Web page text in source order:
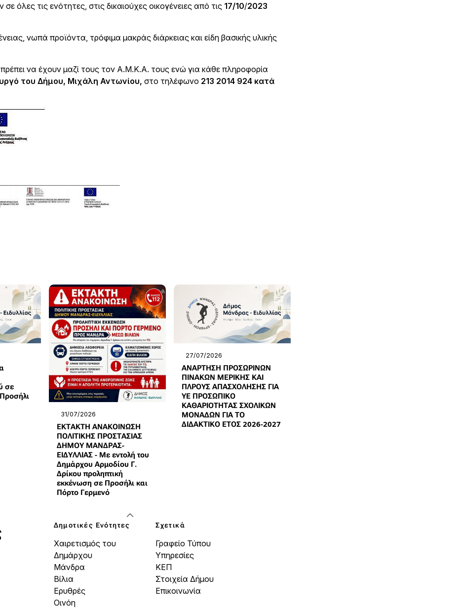
όλες τις ενότητες, στις δικαιούχες οικογένειες από τις 17/10/2023
νωπά προϊόντα, τρόφιμα μακράς διάρκειας και είδη βασικής υλικής
να έχουν μαζί τους τον Α.Μ.Κ.Α. τους ενώ για κάθε πληροφορία
του Δήμου, Μιχάλη Αντωνίου, στο τηλέφωνο 213 2014 924 κατά
σε
31/07/2026
ΕΚΤΑΚΤΗ ΑΝΑΚΟΙΝΩΣΗ
ΠΟΛΙΤΙΚΗΣ ΠΡΟΣΤΑΣΙΑΣ
ΔΗΜΟΥ ΜΑΝΔΡΑΣ-
ΕΙΔΥΛΛΙΑΣ - Με εντολή του
Δημάρχου Αρμοδίου Γ.
Δρίκου προληπτική
εκκένωση σε Προσήλι και
Πόρτο Γερμενό
27/07/2026
ΑΝΑΡΤΗΣΗ ΠΡΟΣΩΡΙΝΩΝ
ΠΙΝΑΚΩΝ ΜΕΡΙΚΗΣ ΚΑΙ
ΠΛΡΟΥΣ ΑΠΑΣΧΟΛΗΣΗΣ ΓΙΑ
ΥΕ ΠΡΟΣΩΠΙΚΟ
ΚΑΘΑΡΙΟΤΗΤΑΣ ΣΧΟΛΙΚΩΝ
ΜΟΝΑΔΩΝ ΓΙΑ ΤΟ
ΔΙΔΑΚΤΙΚΟ ΕΤΟΣ 2026-2027
Δημοτικές Ενότητες
Χαιρετισμός του
Δημάρχου
Μάνδρα
Βίλια
Ερυθρές
Οινόη
Σχετικά
Γραφείο Τύπου
Υπηρεσίες
ΚΕΠ
Στοιχεία Δήμου
Επικοινωνία